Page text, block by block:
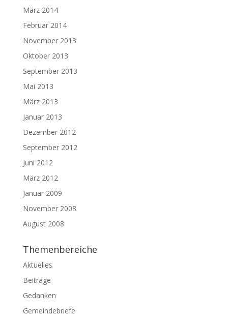
März 2014
Februar 2014
November 2013
Oktober 2013
September 2013
Mai 2013
März 2013
Januar 2013
Dezember 2012
September 2012
Juni 2012
März 2012
Januar 2009
November 2008
August 2008
Themenbereiche
Aktuelles
Beiträge
Gedanken
Gemeindebriefe